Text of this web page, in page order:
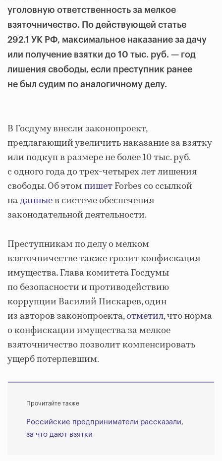
уголовную ответственность за мелкое
взяточничество. По действующей статье
292.1 УК РФ, максимальное наказание за дачу
или получение взятки до 10 тыс. руб. — год
лишения свободы, если преступник ранее
не был судим по аналогичному делу.
В Госдуму внесли законопроект,
предлагающий увеличить наказание за взятку
или подкуп в размере не более 10 тыс. руб.
с одного года до трех-четырех лет лишения
свободы. Об этомпишетForbes со ссылкой
наданныев системе обеспечения
законодательной деятельности.
Преступникам по делу о мелком
взяточничестве также грозит конфискация
имущества. Глава комитета Госдумы
по безопасности и противодействию
коррупции Василий Пискарев, один
из авторов законопроекта,отметил, что норма
о конфискации имущества за мелкое
взяточничество позволит компенсировать
ущерб потерпевшим.
Прочитайте также
Российские предприниматели рассказали,
за что дают взятки